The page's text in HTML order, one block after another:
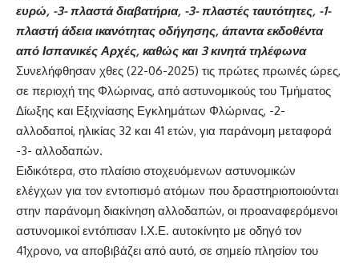
ευρώ, -3- πλαστά διαβατήρια, -3- πλαστές ταυτότητες, -1-
πλαστή άδεια ικανότητας οδήγησης, άπαντα εκδοθέντα
από Ισπανικές Αρχές, καθώς και 3 κινητά τηλέφωνα
Συνελήφθησαν χθες (22-06-2025) τις πρώτες πρωινές ώρες,
σε περιοχή της Φλώρινας, από αστυνομικούς του Τμήματος
Δίωξης και Εξιχνίασης Εγκλημάτων Φλώρινας, -2-
αλλοδαποί, ηλικίας 32 και 41 ετών, για παράνομη μεταφορά
-3- αλλοδαπών.
Ειδικότερα, στο πλαίσιο στοχευόμενων αστυνομικών
ελέγχων για τον εντοπισμό ατόμων που δραστηριοποιούνται
στην παράνομη διακίνηση αλλοδαπών, οι προαναφερόμενοι
αστυνομικοί εντόπισαν Ι.Χ.Ε. αυτοκίνητο με οδηγό τον
41χρονο, να αποβιβάζει από αυτό, σε σημείο πλησίον του